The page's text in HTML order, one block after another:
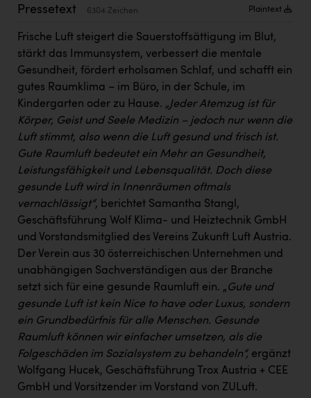
Kremsmüller Anlagenbau GmbH
Maximarkt
Oldtimer Raststationen und Motorhotels
Österreichischer Kachelofenverband
Orlen
Passage Linz
PEZ
PÜSPÖK
RE/MAX Welcome
Resch&Frisch
RUBBLE MASTER
Ruderclub Wels
SCRI - Salzburg Cancer Research Institute
SCHMACHTL GmbH
Schwingshandl - automation technology gmbh
Pressetext 6304 Zeichen Plaintext
Frische Luft steigert die Sauerstoffsättigung im Blut,
stärkt das Immunsystem, verbessert die mentale
Gesundheit, fördert erholsamen Schlaf, und schafft ein
gutes Raumklima – im Büro, in der Schule, im
Kindergarten oder zu Hause. „Jeder Atemzug ist für
Körper, Geist und Seele Medizin – jedoch nur wenn die
Luft stimmt, also wenn die Luft gesund und frisch ist.
Gute Raumluft bedeutet ein Mehr an Gesundheit,
Leistungsfähigkeit und Lebensqualität. Doch diese
gesunde Luft wird in Innenräumen oftmals
vernachlässigt“, berichtet Samantha Stangl,
Geschäftsführung Wolf Klima- und Heiztechnik GmbH
und Vorstandsmitglied des Vereins Zukunft Luft Austria.
Der Verein aus 30 österreichischen Unternehmen und
unabhängigen Sachverständigen aus der Branche
setzt sich für eine gesunde Raumluft ein. „Gute und
gesunde Luft ist kein Nice to have oder Luxus, sondern
ein Grundbedürfnis für alle Menschen. Gesunde
Raumluft können wir einfacher umsetzen, als die
Folgeschäden im Sozialsystem zu behandeln“, ergänzt
Wolfgang Hucek, Geschäftsführung Trox Austria + CEE
GmbH und Vorsitzender im Vorstand von ZULuft.